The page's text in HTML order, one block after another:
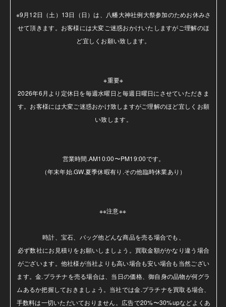
※9月12日（土）13日（日）は、八幡大神社例大祭参加のためお休みさ
せて頂きます。お客様には大変ご迷惑おかけいたしますがご理解のほ
ど宜しくお願い致します。
※重要※
2026年6月より定休日を毎週水曜日と毎週日曜日にさせていただきま
す。お客様には大変ご迷惑おかけ致しますがご理解のほど宜しくお願
い致します。
営業時間.AM10:00〜PM19:00です。
（年末年始.GW.夏季休暇有り.その他臨時休業あり）
※※注意※※
時計、宝石、バッグ他どんな商品を売る場合でも、
必ず数社にお見積りをお願いしましょう。買取金額がかなり違う場合
がございます。他社様が当社よりも高い場合も安い場合も当然ござい
ます。金.プラチナを売る場合は、当日の価格、御自身の品物が何グラ
ムあるか把握しておきましょう。当社では金.プラチナを買取る場合、
手数料は一切いただいておりません。広告で20%〜30%upなどよくあ